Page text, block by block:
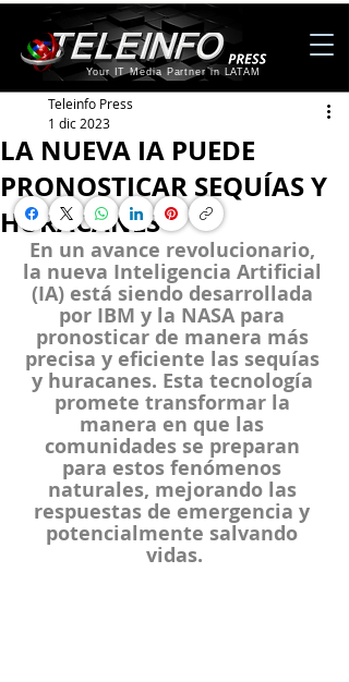
Your IT Media Partner in LATAM
LA NUEVA IA PUEDE
PRONOSTICAR SEQUÍAS Y
HURACANES
Teleinfo Press
1 dic 2023
En un avance revolucionario,
la nueva Inteligencia Artificial
(IA) está siendo desarrollada
por IBM y la NASA para
pronosticar de manera más
precisa y eficiente las sequías
y huracanes. Esta tecnología
promete transformar la
manera en que las
comunidades se preparan
para estos fenómenos
naturales, mejorando las
respuestas de emergencia y
potencialmente salvando
vidas.